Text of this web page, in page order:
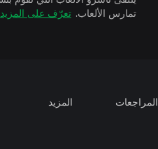
تمارس الألعاب. تعرّف على المزيد
المراجعات المزيد